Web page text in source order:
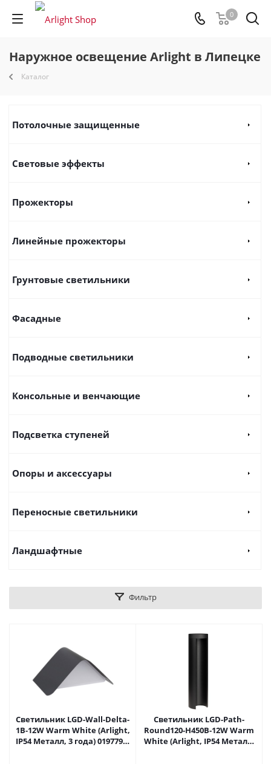
0
Наружное освещение Arlight в Липецке
Каталог
Потолочные защищенные
Световые эффекты
Прожекторы
Линейные прожекторы
Грунтовые светильники
Фасадные
Подводные светильники
Консольные и венчающие
Подсветка ступеней
Опоры и аксессуары
Переносные светильники
Ландшафтные
Фильтр
Светильник LGD-Wall-Delta-
1B-12W Warm White (Arlight,
IP54 Металл, 3 года) 019779 в
Светильник LGD-Path-
Round120-H450B-12W Warm
White (Arlight, IP54 Металл,